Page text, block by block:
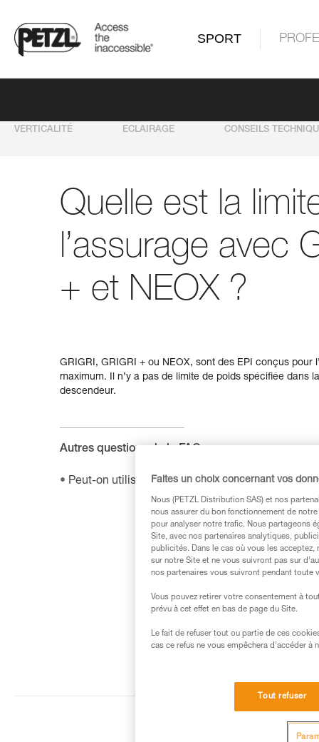
SPORT
VERTICALITÉ ECLAIRAGE CONSEILS
Quelle est la
l’assurage avec
+ et NEOX ?
GRIGRI, GRIGRI + ou NEOX, sont des EPI conçus pour
maximum. Il n’y a pas de limite de poids spécifiée dans
descendeur.
Autres questions de la FAQ :
Peut-on utiliser le SHUNT en auto-assurage ?
Faites un choix concernant vos
Nous (PETZL Distribution SAS) et nos
nous assurer du bon fonctionnement de
pour analyser notre trafic. Nous partageons
Site, avec nos partenaires analytiques,
publicités. Dans le cas où vous les
sur notre Site et ne vous suivront pas sur
nos partenaires vous suivront pendant toute
Vous pouvez retirer votre consentement à
prévu à cet effet en bas de page du Site.
Le fait de refuser tout ou partie de ces
cas ce refus ne vous empêchera d’accéder à
Tout refuser